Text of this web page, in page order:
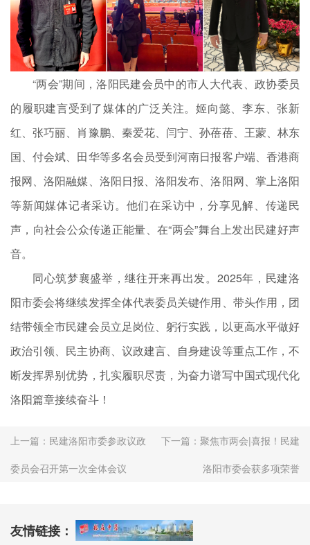
“两会”期间，洛阳民建会员中的市人大代表、政协委员
的履职建言受到了媒体的广泛关注。姬向懿、李东、张新
红、张巧丽、肖豫鹏、秦爱花、闫宁、孙蓓蓓、王蒙、林东
国、付会斌、田华等多名会员受到河南日报客户端、香港商
报网、洛阳融媒、洛阳日报、洛阳发布、洛阳网、掌上洛阳
等新闻媒体记者采访。他们在采访中，分享见解、传递民
声，向社会公众传递正能量、在“两会”舞台上发出民建好声
音。
同心筑梦襄盛举，继往开来再出发。2025年，民建洛
阳市委会将继续发挥全体代表委员关键作用、带头作用，团
结带领全市民建会员立足岗位、躬行实践，以更高水平做好
政治引领、民主协商、议政建言、自身建设等重点工作，不
断发挥界别优势，扎实履职尽责，为奋力谱写中国式现代化
洛阳篇章接续奋斗！
上一篇： 民建洛阳市委参政议政
委员会召开第一次全体会议
下一篇： 聚焦市两会|喜报！民建
洛阳市委会获多项荣誉
友情链接：